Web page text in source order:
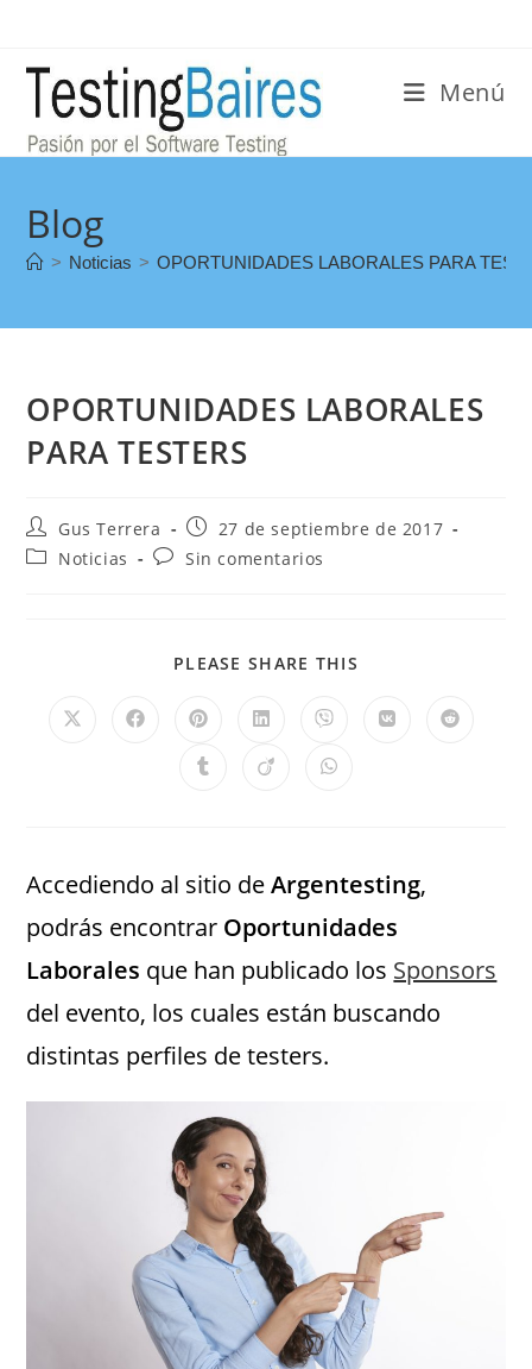
Menú
Blog
> Noticias > OPORTUNIDADES LABORALES PARA
OPORTUNIDADES LABORALES
PARA TESTERS
Gus Terrera
27 de septiembre de 2017
Noticias
Sin comentarios
PLEASE SHARE THIS
Accediendo al sitio deArgentesting,
podrás encontrar Oportunidades
Laborales que han publicado los Sponsors
del evento, los cuales están buscando
distintas perfiles de testers.